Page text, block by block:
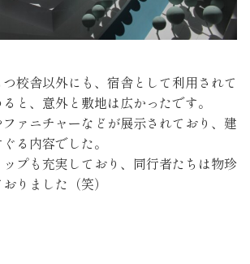
校舎以外にも、宿舎として利用されて
と、意外と敷地は広かったです。
ァニチャーなどが展示されており、建
る内容でした。
プも充実しており、同行者たちは物珍
りました（笑）